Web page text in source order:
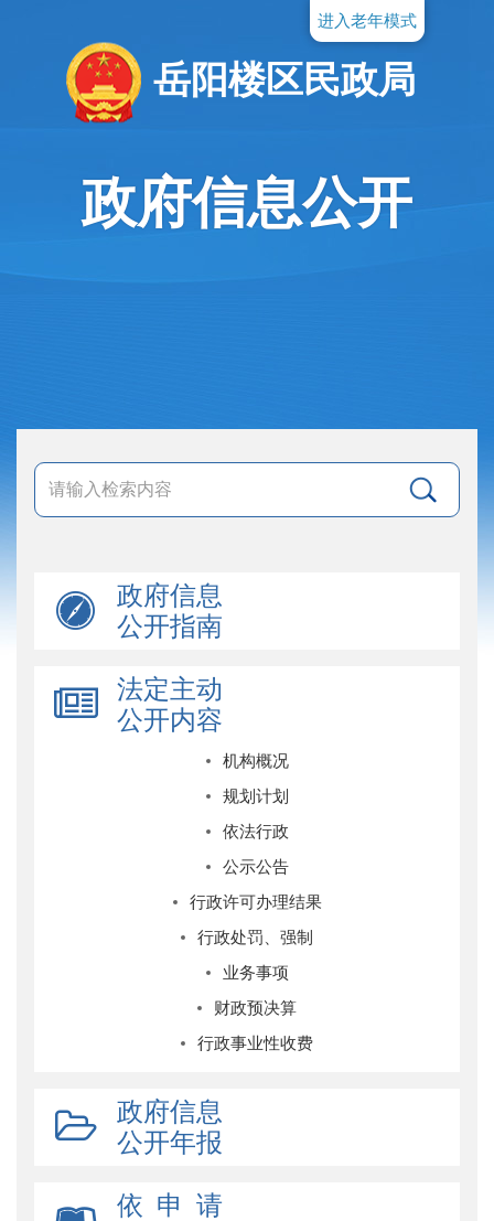
进入老年模式
岳阳楼区民政局
政府信息公开
政府信息
公开指南
法定主动
公开内容
机构概况
规划计划
依法行政
公示公告
行政许可办理结果
行政处罚、强制
业务事项
财政预决算
行政事业性收费
政府信息
公开年报
依 申 请